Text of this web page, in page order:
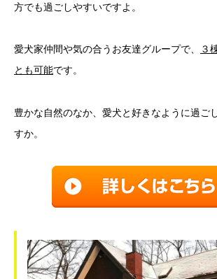
方でも過ごしやすいですよ。
愛犬家仲間や気の合うお友達グループで、
３
とも可能です。
豊かな自然のなか、愛犬と好きなように過ご
すか。